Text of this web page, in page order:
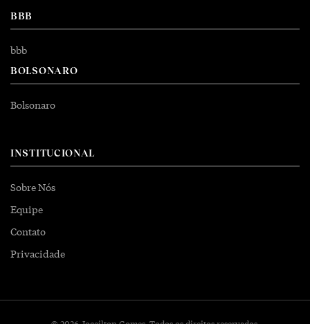
BBB
bbb
BOLSONARO
Bolsonaro
INSTITUCIONAL
Sobre Nós
Equipe
Contato
Privacidade